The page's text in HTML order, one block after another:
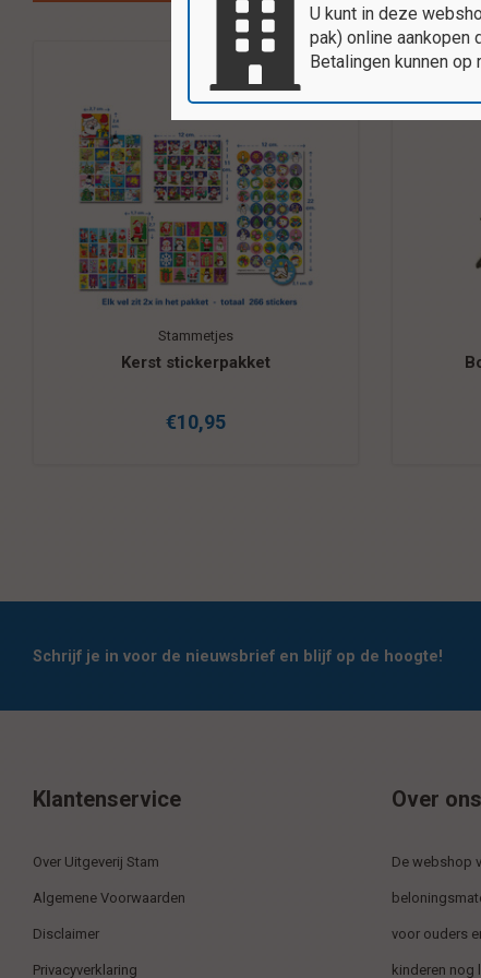
Stammetjes
Kerst stickerpakket
€10,95
Schrijf je in voor de nieuwsbrief en blijf op de hoogte!
Klantenservice
Over Uitgeverij Stam
Algemene Voorwaarden
Disclaimer
Privacyverklaring
Over ons
De webshop
voor ouders
kinderen nog
U kunt in deze
pak) online aankopen
Betalingen kunnen op